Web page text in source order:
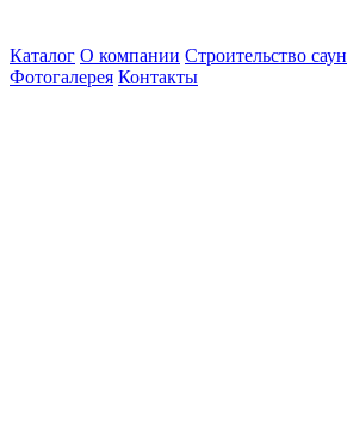
Каталог О компании Строительство саун
Фотогалерея Контакты